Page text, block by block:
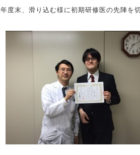
年度末、滑り込む様に初期研修医の先陣を